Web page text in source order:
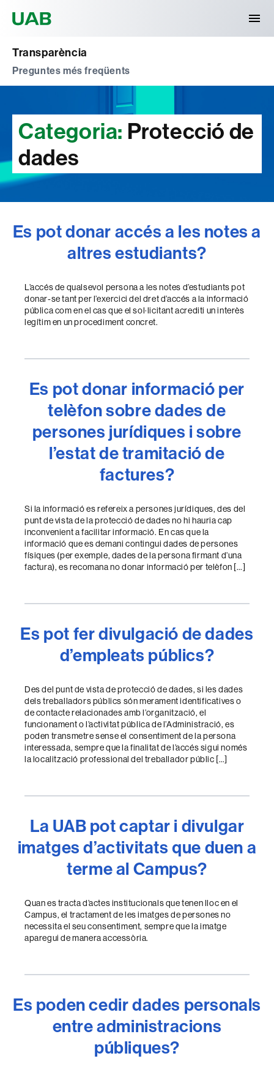
Transparència
Preguntes més freqüents
Categoria: Protecció de
dades
Es pot donar accés a les notes a
altres estudiants?
L’accés de qualsevol persona a les notes d’estudiants pot
donar-se tant per l’exercici del dret d’accés a la informació
pública com en el cas que el sol·licitant acrediti un interès
legítim en un procediment concret.
Es pot donar informació per
telèfon sobre dades de
persones jurídiques i sobre
l’estat de tramitació de
factures?
Si la informació es refereix a persones jurídiques, des del
punt de vista de la protecció de dades no hi hauria cap
inconvenient a facilitar informació. En cas que la
informació que es demani contingui dades de persones
físiques (per exemple, dades de la persona firmant d’una
factura), es recomana no donar informació per telèfon […]
Es pot fer divulgació de dades
d’empleats públics?
Des del punt de vista de protecció de dades, si les dades
dels treballadors públics són merament identificatives o
de contacte relacionades amb l’organització, el
funcionament o l’activitat pública de l’Administració, es
poden transmetre sense el consentiment de la persona
interessada, sempre que la finalitat de l’accés sigui només
la localització professional del treballador públic […]
La UAB pot captar i divulgar
imatges d’activitats que duen a
terme al Campus?
Quan es tracta d’actes institucionals que tenen lloc en el
Campus, el tractament de les imatges de persones no
necessita el seu consentiment, sempre que la imatge
aparegui de manera accessòria.
Es poden cedir dades personals
entre administracions
públiques?